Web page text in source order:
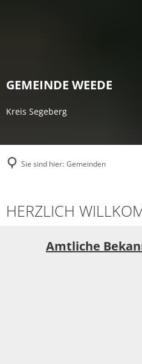
GEMEINDE WEEDE
Kreis Segeberg
Sie sind hier: Gemeinden
HERZLICH
Amtliche